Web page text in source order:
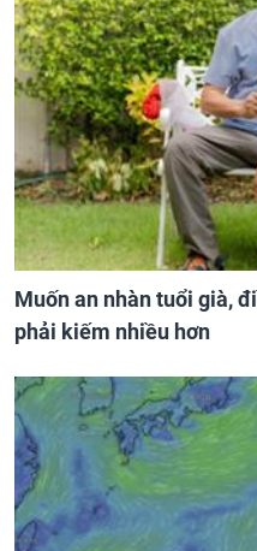
Muốn an nhàn tuổi già,
phải kiếm nhiều hơn